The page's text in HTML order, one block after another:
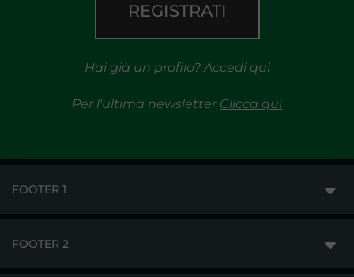
REGISTRATI
Hai già un profilo?Accedi qui
Per l'ultima newsletter Clicca qui
FOOTER 1
FOOTER 2